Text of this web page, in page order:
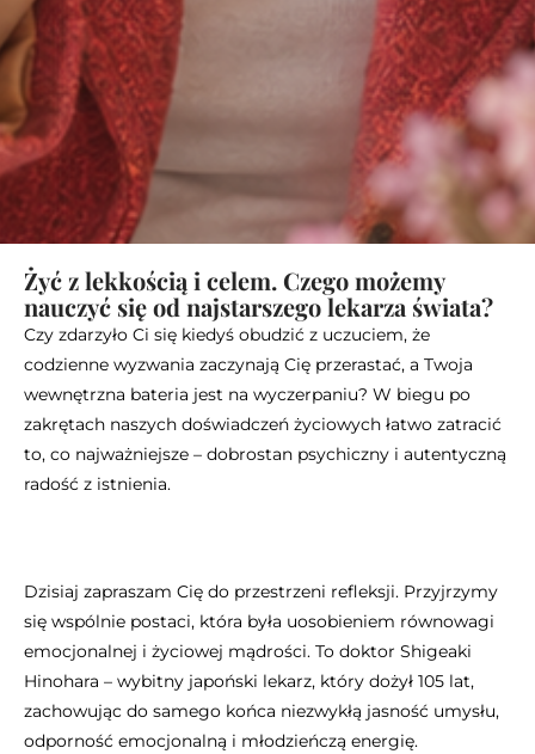
Żyć z lekkością i celem. Czego możemy
nauczyć się od najstarszego lekarza świata?
Czy zdarzyło Ci się kiedyś obudzić z uczuciem, że
codzienne wyzwania zaczynają Cię przerastać, a Twoja
wewnętrzna bateria jest na wyczerpaniu? W biegu po
zakrętach naszych doświadczeń życiowych łatwo zatracić
to, co najważniejsze – dobrostan psychiczny i autentyczną
radość z istnienia.
Dzisiaj zapraszam Cię do przestrzeni refleksji. Przyjrzymy
się wspólnie postaci, która była uosobieniem równowagi
emocjonalnej i życiowej mądrości. To doktor Shigeaki
Hinohara – wybitny japoński lekarz, który dożył 105 lat,
zachowując do samego końca niezwykłą jasność umysłu,
odporność emocjonalną i młodzieńczą energię.